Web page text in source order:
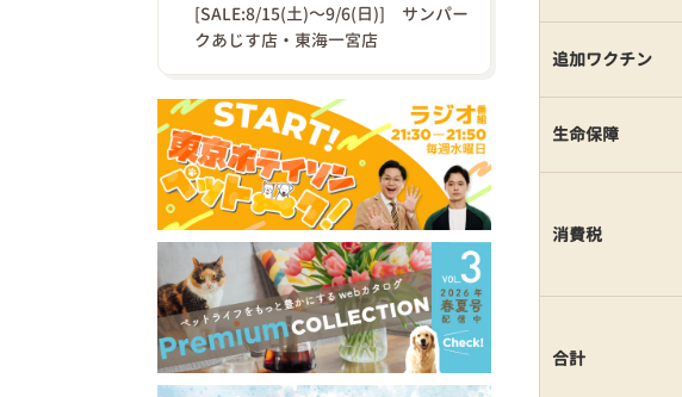
追加ワクチン
生命保障
消費税
合計
[SALE:8/15(土)～9/6(日)] サンパー
クあじす店・東海一宮店